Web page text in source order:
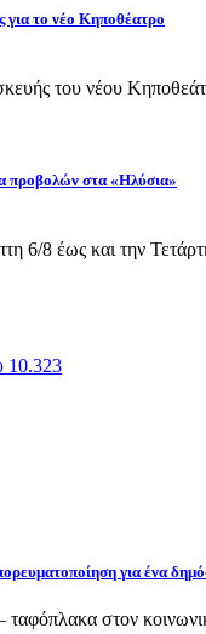
για το νέο Κηποθέατρο
του νέου
προβολών στα «Ηλύσια»
8 έως και την
10.323
για ένα
στον